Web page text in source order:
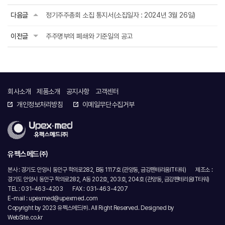
다음글 정기주주총회 소집 통지서(소집일자 : 2024년 3월 26일)
이전글 주주명부의 폐쇄와 기준일의 공고
회사소개 제품소개 공지사항
고객센터
개인정보처리방침
이메일무단수집거부
유펙스메드㈜
본사 : 경기도 안양시 동안구 학의로282, B동 1117호 (관양동, 금강펜테리움IT타워)
제조소 :
경기도 안양시 동안구 학의로282, A동 202호, 203호, 204호 (관양동, 금강펜테리움IT타워)
TEL : 031-463-4203
FAX : 031-463-4207
E-mail : upexmed@upexmed.com
Copyright by 2023 유펙스메드㈜. All Right Reserved. Designed by
WebSite.co.kr